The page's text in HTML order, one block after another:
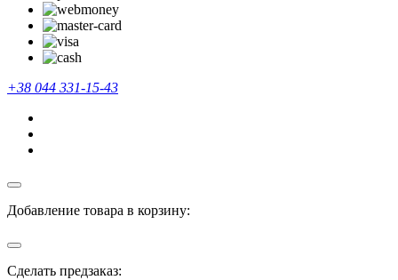
+38 044 331-15-43
Добавление товара в корзину:
Сделать предзаказ: